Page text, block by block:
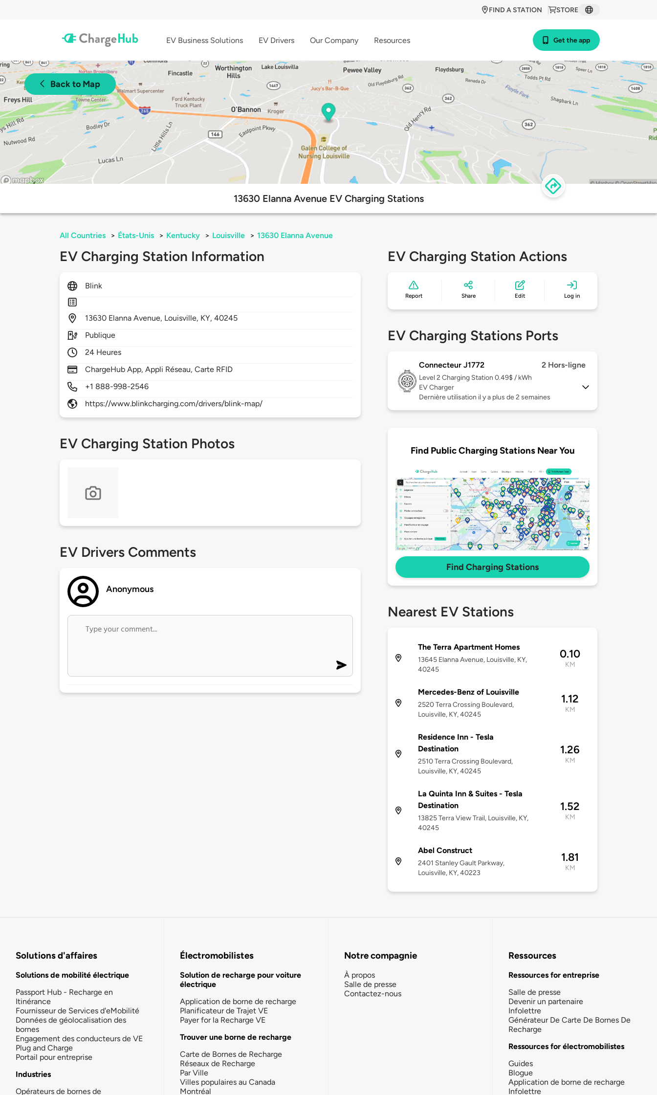
STORE
FIND A STATION
EV Business Solutions EV Drivers Our Company Resources Get the app
Back to Map
13630 Elanna Avenue EV Charging Stations
All Countries > États-Unis > Kentucky > Louisville > 13630 Elanna Avenue
EV Charging Station Information
Blink
13630 Elanna Avenue, Louisville, KY,40245
Publique
24 Heures
ChargeHub App, Appli Réseau, Carte RFID
+1 888-998-2546
https://www.blinkcharging.com/drivers/blink-map/
EV Charging Station Photos
EV Drivers Comments
Anonymous
EV Charging Station Actions
Report Share Edit Log in
EV Charging Stations Ports
Connecteur J1772 2 Hors-ligne
Level 2 Charging Station 0.49$ / kWh
EV Charger
Dernière utilisation il y a plus de 2 semaines
Find Public Charging Stations Near You
Find Charging Stations
Nearest EV Stations
The Terra Apartment Homes
13645 Elanna Avenue, Louisville, KY,
40245
0.10
KM
Mercedes-Benz of Louisville
2520 Terra Crossing Boulevard,
Louisville, KY, 40245
1.12
KM
Residence Inn - Tesla
Destination
2510 Terra Crossing Boulevard,
Louisville, KY, 40245
1.26
KM
La Quinta Inn & Suites - Tesla
Destination
13825 Terra View Trail, Louisville, KY,
40245
1.52
KM
Abel Construct
2401 Stanley Gault Parkway,
Louisville, KY, 40223
1.81
KM
Solutions d'affaires
Solutions de mobilité électrique
Passport Hub - Recharge en
Itinérance
Fournisseur de Services d'eMobilité
Données de géolocalisation des
bornes
Engagement des conducteurs de VE
Plug and Charge
Portail pour entreprise
Industries
Opérateurs de bornes de
Électromobilistes
Solution de recharge pour voiture
électrique
Application de borne de recharge
Planificateur de Trajet VE
Payer for la Recharge VE
Trouver une borne de recharge
Carte de Bornes de Recharge
Réseaux de Recharge
Par Ville
Villes populaires au Canada
Montréal
Notre compagnie
À propos
Salle de presse
Contactez-nous
Ressources
Ressources for entreprise
Salle de presse
Devenir un partenaire
Infolettre
Générateur De Carte De Bornes De
Recharge
Ressources for électromobilistes
Guides
Blogue
Application de borne de recharge
Infolettre